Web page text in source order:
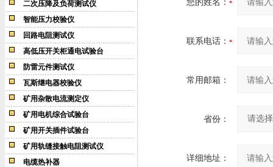
二次压降及负荷测试仪
智能压力校验仪
回路电阻测试仪
高低压开关柜通电试验台
防雷元件测试仪
瓦斯继电器校验仪
矿用杂散电流测定仪
矿用电机综合试验台
矿用开关插件试验台
矿用轨缝接触电阻测试仪
电缆热补器
联系电话：
常用邮箱：
省份：
详细地址：